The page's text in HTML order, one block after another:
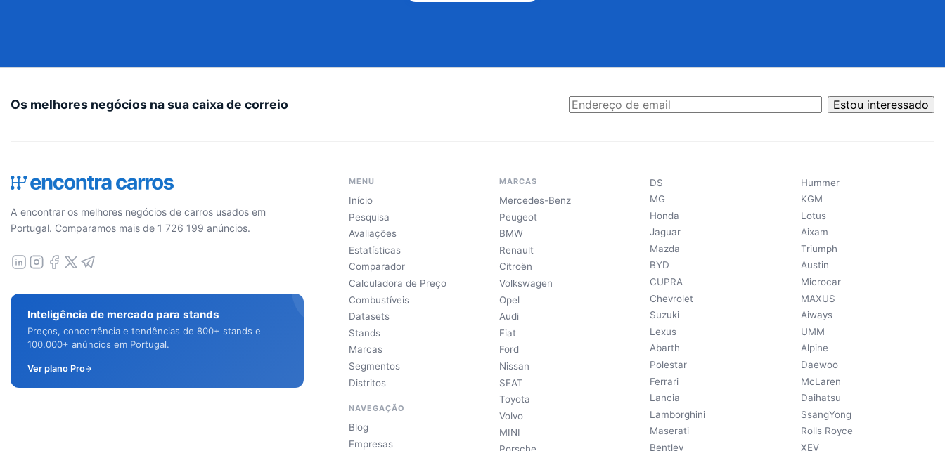
Os melhores negócios na sua caixa de correio Estou interessado
A encontrar os melhores negócios de carros usados em
Portugal. Comparamos mais de 1 726 199 anúncios.
Inteligência de mercado para stands
Preços, concorrência e tendências de 800+ stands e
100.000+ anúncios em Portugal.
Ver plano Pro
MENU
Início
Pesquisa
Avaliações
Estatísticas
Comparador
Calculadora de Preço
Combustíveis
Datasets
Stands
Marcas
Segmentos
Distritos
NAVEGAÇÃO
Blog
Empresas
MARCAS
Mercedes-Benz
Peugeot
BMW
Renault
Citroën
Volkswagen
Opel
Audi
Fiat
Ford
Nissan
SEAT
Toyota
Volvo
MINI
DS
MG
Honda
Jaguar
Mazda
BYD
CUPRA
Chevrolet
Suzuki
Lexus
Abarth
Polestar
Ferrari
Lancia
Lamborghini
Maserati
Bentley
Hummer
KGM
Lotus
Aixam
Triumph
Austin
Microcar
MAXUS
Aiways
UMM
Alpine
Daewoo
McLaren
Daihatsu
SsangYong
Rolls Royce
XEV